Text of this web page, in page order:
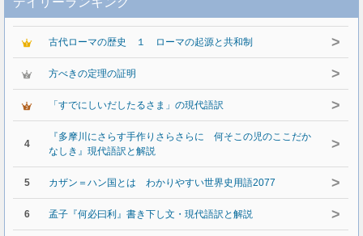
古代ローマの歴史 １ ローマの起源と共和制 >
方べきの定理の証明 >
「すでにしいだしたるさま」の現代語訳 >
4
『多摩川にさらす手作りさらさらに 何そこの児のここだか
なしき』現代語訳と解説
>
5 カザン＝ハン国とは わかりやすい世界史用語2077 >
6 孟子『何必曰利』書き下し文・現代語訳と解説 >